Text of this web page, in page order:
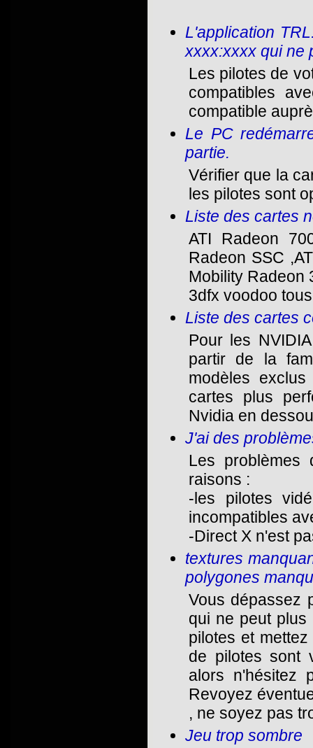
L'application
xxxx:xxxx qui ne
Les pilotes de
compatibles
compatible
Le PC
partie.
Vérifier que la
les pilotes sont
Liste des cartes
ATI Radeon
Radeon SSC
Mobility Radeon
3dfx voodoo
Liste des cartes
Pour les
partir de la
modèles
cartes plus
Nvidia en
J'ai des
Les problèmes
raisons :
-les pilotes
incompatibles
-Direct X n'est
textures
polygones
Vous dépassez
qui ne peut plus
pilotes et
de pilotes sont
alors n'hésitez
Revoyez
, ne soyez pas
Jeu trop sombre